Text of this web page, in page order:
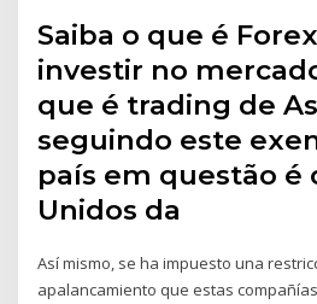
Saiba o que é
investir no
que é trading de
seguindo este
país em questão é
Unidos da
Así mismo, se ha impuesto una
apalancamiento que estas